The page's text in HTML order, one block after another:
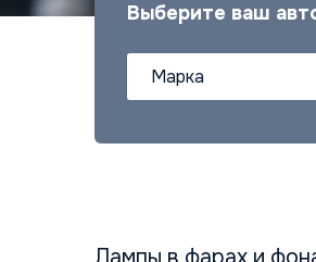
Выберите ваш
Марка